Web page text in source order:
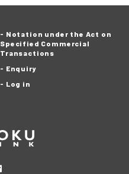
Notation under the Act on
Specified Commercial
Transactions
Enquiry
Log in